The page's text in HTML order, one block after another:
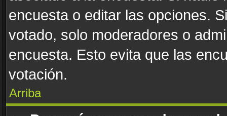
encuesta o editar las opciones.
votado, solo moderadores o
encuesta. Esto evita que las
votación.
Arriba